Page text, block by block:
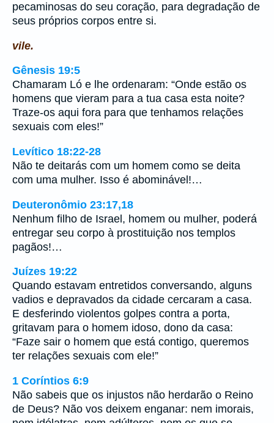
pecaminosas do seu coração, para degradação de
seus próprios corpos entre si.
vile.
Gênesis 19:5
Chamaram Ló e lhe ordenaram: “Onde estão os
homens que vieram para a tua casa esta noite?
Traze-os aqui fora para que tenhamos relações
sexuais com eles!”
Levítico 18:22-28
Não te deitarás com um homem como se deita
com uma mulher. Isso é abominável!…
Deuteronômio 23:17,18
Nenhum filho de Israel, homem ou mulher, poderá
entregar seu corpo à prostituição nos templos
pagãos!…
Juízes 19:22
Quando estavam entretidos conversando, alguns
vadios e depravados da cidade cercaram a casa.
E desferindo violentos golpes contra a porta,
gritavam para o homem idoso, dono da casa:
“Faze sair o homem que está contigo, queremos
ter relações sexuais com ele!”
1 Coríntios 6:9
Não sabeis que os injustos não herdarão o Reino
de Deus? Não vos deixem enganar: nem imorais,